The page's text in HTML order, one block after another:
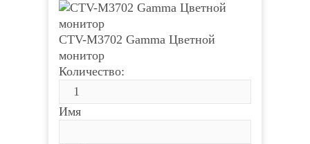
CTV-M3702 Gamma Цветной
монитор
Количество:
Имя